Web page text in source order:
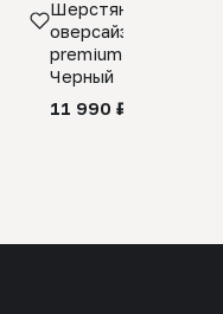
Шерстяной свитер
оверсайз 100%
premium merino
Черный
11 990 ₽